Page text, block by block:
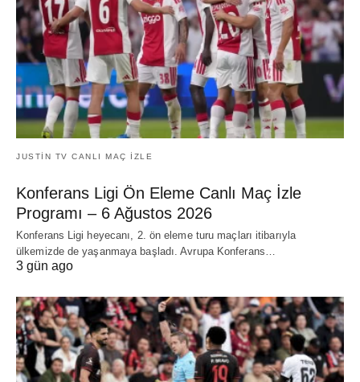
JUSTIN TV CANLI MAÇ İZLE
Konferans Ligi Ön Eleme Canlı Maç İzle
Programı – 6 Ağustos 2026
Konferans Ligi heyecanı, 2. ön eleme turu maçları itibarıyla
ülkemizde de yaşanmaya başladı. Avrupa Konferans…
3 gün ago